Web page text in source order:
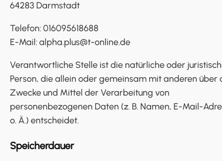
64283 Darmstadt
Telefon: 016095618688
E-Mail: alpha.plus@t-online.de
Verantwortliche Stelle ist die natürliche oder
Person, die allein oder gemeinsam mit anderen über
Zwecke und Mittel der Verarbeitung von
personenbezogenen Daten (z. B. Namen, E-Mail-
o. Ä.) entscheidet.
Speicherdauer